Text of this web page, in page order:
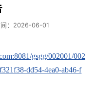
间：2026-06-01
gsgg/002001/002
dd54-4ea0-ab46-f